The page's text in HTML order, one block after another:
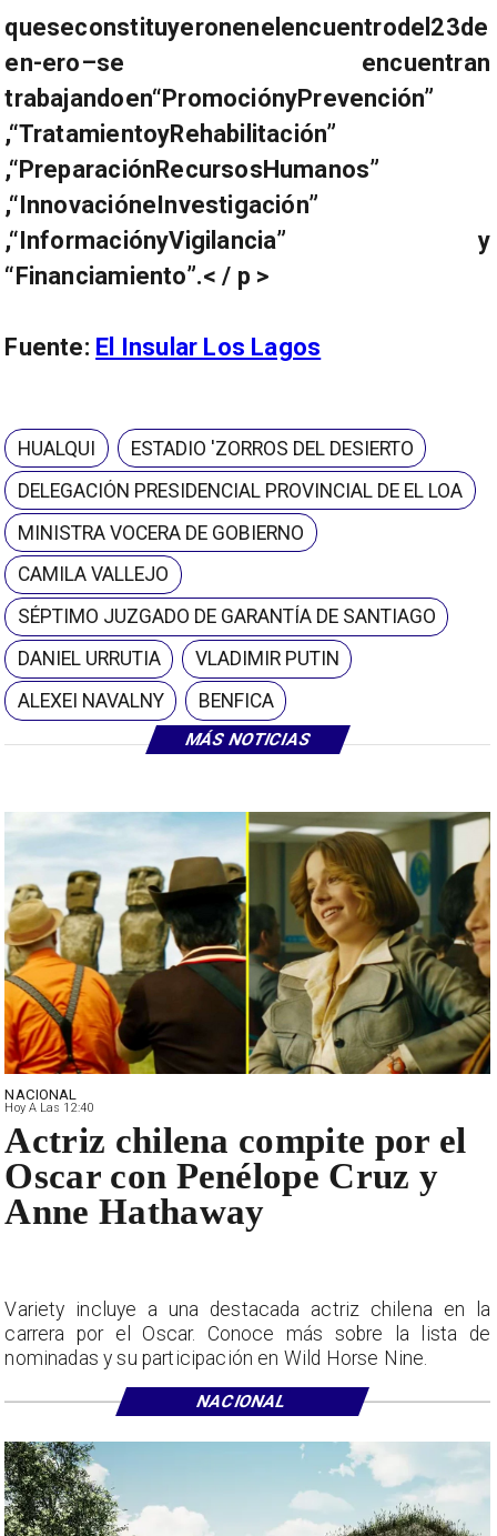
MÁS NOTICIAS
queseconstituyeronenelencuentrodel23de
en-ero–se encuentran
trabajandoen“PromociónyPrevención”
,“TratamientoyRehabilitación”
,“PreparaciónRecursosHumanos”
,“InnovacióneInvestigación”
,“InformaciónyVigilancia” y
“Financiamiento”.< / p >
Fuente: El Insular Los Lagos
HUALQUI
ESTADIO 'ZORROS DEL DESIERTO
DELEGACIÓN PRESIDENCIAL PROVINCIAL DE EL LOA
MINISTRA VOCERA DE GOBIERNO
CAMILA VALLEJO
SÉPTIMO JUZGADO DE GARANTÍA DE SANTIAGO
DANIEL URRUTIA
VLADIMIR PUTIN
ALEXEI NAVALNY
BENFICA
NACIONAL
Hoy A Las 12:40
Actriz chilena compite por el
Oscar con Penélope Cruz y
Anne Hathaway
Variety incluye a una destacada actriz chilena en la
carrera por el Oscar. Conoce más sobre la lista de
nominadas y su participación en Wild Horse Nine.
NACIONAL